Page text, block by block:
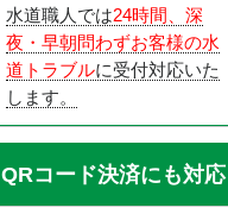
水道職人では24時間、深
夜・早朝問わずお客様の水
道トラブルに受付対応いた
します。
QRコード決済にも対応